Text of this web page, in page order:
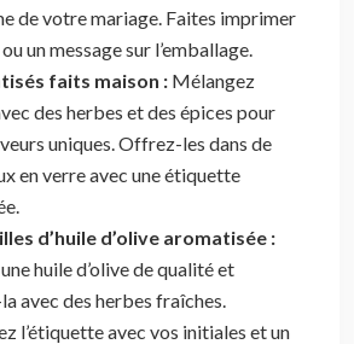
de votre mariage. Faites imprimer
un message sur l’emballage.
faits maison : Mélangez
des herbes et des épices pour
uniques. Offrez-les dans de
en verre avec une étiquette
d’huile d’olive aromatisée :
huile d’olive de qualité et
avec des herbes fraîches.
l’étiquette avec vos initiales et un